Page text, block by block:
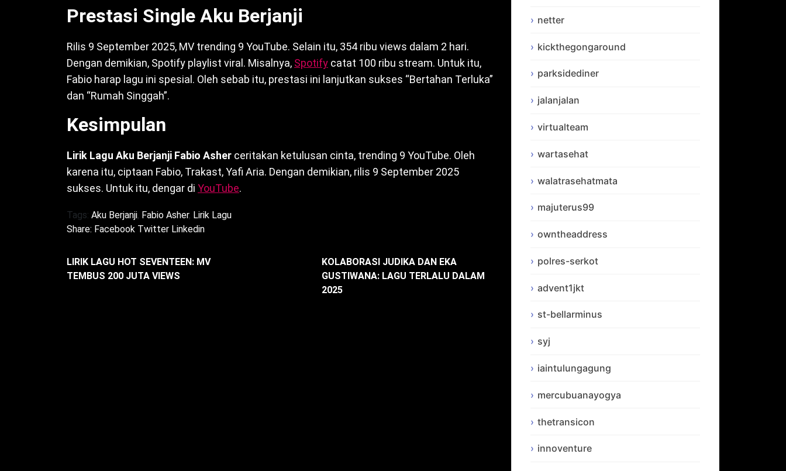
Prestasi Single Aku Berjanji
Rilis 9 September 2025, MV trending 9 YouTube. Selain itu, 354 ribu views dalam 2 hari.
Dengan demikian, Spotify playlist viral. Misalnya, Spotify catat 100 ribu stream. Untuk itu,
Fabio harap lagu ini spesial. Oleh sebab itu, prestasi ini lanjutkan sukses “Bertahan Terluka”
dan “Rumah Singgah”.
Kesimpulan
Lirik Lagu Aku Berjanji Fabio Asher ceritakan ketulusan cinta, trending 9 YouTube. Oleh
karena itu, ciptaan Fabio, Trakast, Yafi Aria. Dengan demikian, rilis 9 September 2025
sukses. Untuk itu, dengar di YouTube.
Tags: Aku Berjanji, Fabio Asher, Lirik Lagu
Share: Facebook Twitter Linkedin
LIRIK LAGU HOT SEVENTEEN: MV
TEMBUS 200 JUTA VIEWS
KOLABORASI JUDIKA DAN EKA
GUSTIWANA: LAGU TERLALU DALAM
2025
netter
kickthegongaround
parksidediner
jalanjalan
virtualteam
wartasehat
walatrasehatmata
majuterus99
owntheaddress
polres-serkot
advent1jkt
st-bellarminus
syj
iaintulungagung
mercubuanayogya
thetransicon
innoventure